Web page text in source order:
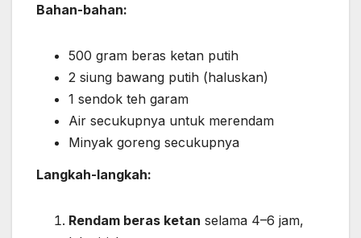
Bahan-bahan:
500 gram beras ketan putih
2 siung bawang putih (haluskan)
1 sendok teh garam
Air secukupnya untuk merendam
Minyak goreng secukupnya
Langkah-langkah:
Rendam beras ketan selama 4–6 jam,